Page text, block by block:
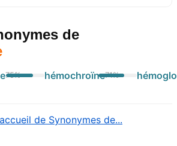
de
75% hémochroïne71%
de Synonymes de...